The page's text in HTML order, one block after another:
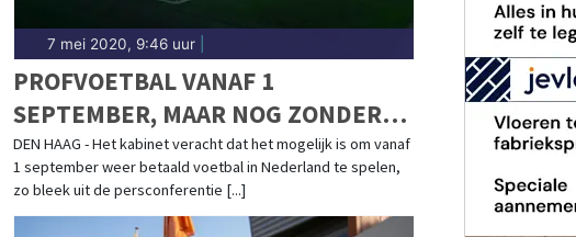
7 mei 2020, 9:46 uur|
PROFVOETBAL VANAF 1
SEPTEMBER, MAAR NOG ZONDER
PUBLIEK?
DEN HAAG - Het kabinet veracht dat het mogelijk is om vanaf
1 september weer betaald voetbal in Nederland te spelen,
zo bleek uit de persconferentie [...]